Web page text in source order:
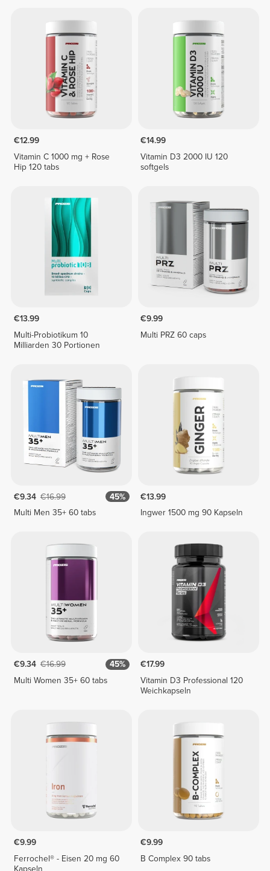
€12.99
Vitamin C 1000 mg + Rose
Hip 120 tabs
€14.99
Vitamin D3 2000 IU 120
softgels
€13.99
Multi-Probiotikum 10
Milliarden 30 Portionen
€9.99
Multi PRZ 60 caps
€9.34 €16.99
45%
Multi Men 35+ 60 tabs
€13.99
Ingwer 1500 mg 90 Kapseln
€9.34 €16.99
45%
Multi Women 35+ 60 tabs
€17.99
Vitamin D3 Professional 120
Weichkapseln
€9.99
Ferrochel® - Eisen 20 mg 60
Kapseln
€9.99
B Complex 90 tabs